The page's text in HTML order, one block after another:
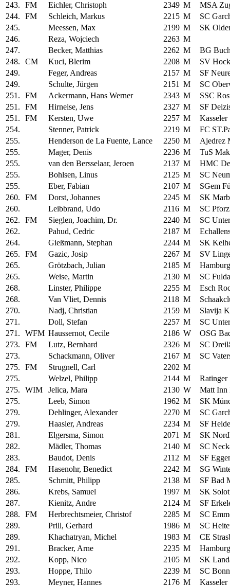
243.
FM Eichler, Christoph 2349 M
MSA
244.
FM Schleich, Markus 2215 M
SC
245.
Meessen, Max 2199 M
SK
246.
Reza, Wojciech 2263 M
247.
Becker, Matthias 2262 M
BG
248.
CM Kuci, Blerim 2208 M
SV
249.
Feger, Andreas 2157 M
SF
249.
Schulte, Jürgen 2151 M
SC
251.
FM Ackermann, Hans Werner 2343 M
SSC
251.
FM Hirneise, Jens 2327 M
SF
251.
FM Kersten, Uwe 2257 M
Kasseler
254.
Stenner, Patrick 2219 M
FC
255.
Henderson de La Fuente, Lance 2250 M
Ajedrez
255.
Mager, Denis 2236 M
TuS
255.
van den Bersselaar, Jeroen 2137 M
HMC
255.
Bohlsen, Linus 2125 M
SC
255.
Eber, Fabian 2107 M
SGem
260.
FM Dorst, Johannes 2245 M
SK
260.
Leibbrand, Udo 2116 M
SC
262.
FM Sieglen, Joachim, Dr. 2240 M
SC
262.
Pahud, Cedric 2187 M
264.
Gießmann, Stephan 2244 M
SK
265.
FM Gazic, Josip 2267 M
SV
265.
Grötzbach, Julian 2185 M
265.
Weise, Martin 2130 M
SC Fulda
268.
Linster, Philippe 2255 M
Esch
268.
Van Vliet, Dennis 2118 M
270.
Nadj, Christian 2159 M
Slavija
271.
Doll, Stefan 2257 M
SC
271.
WFM Haussernot, Cecile 2186 W
OSG
273.
FM Lutz, Bernhard 2326 M
SC
273.
Schackmann, Oliver 2167 M
SC
275.
FM Strugnell, Carl 2202 M
275.
Welzel, Philipp 2144 M
Ratinger
275.
WIM Jelica, Mara 2130 W
Matt Inn
275.
Leeb, Simon 1962 M
SK
279.
Dehlinger, Alexander 2270 M
SC
279.
Haasler, Andreas 2234 M
SF
281.
Elgersma, Simon 2071 M
SK
282.
Mädler, Thomas 2140 M
SC
283.
Baudot, Denis 2112 M
SF
284.
FM Hasenohr, Benedict 2242 M
SG
285.
Schmitt, Philipp 2138 M
SF Bad
286.
Krebs, Samuel 1997 M
SK
287.
Kienitz, Andre 2124 M
SF
288.
FM Herbrechtsmeier, Christof 2285 M
SC
289.
Prill, Gerhard 1986 M
SC
289.
Khachatryan, Michel 1983 M
CE
291.
Bracker, Arne 2235 M
292.
Kopp, Nico 2105 M
SK
293.
Hoppe, Thilo 2239 M
SC
293.
Meyner, Hannes 2176 M
Kasseler